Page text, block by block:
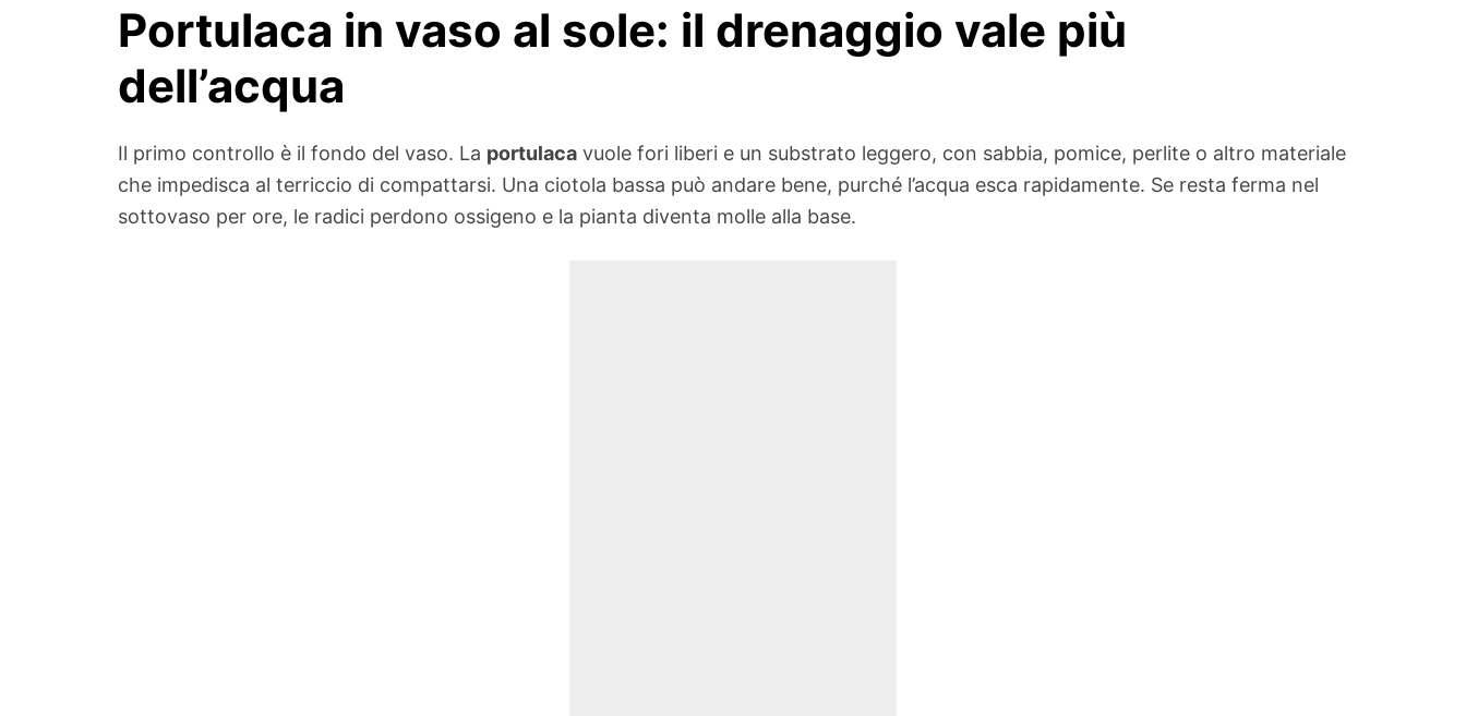
Portulaca in vaso al sole: il drenaggio vale più
dell’acqua
Il primo controllo è il fondo del vaso. La portulaca vuole fori liberi e un substrato leggero, con sabbia, pomice, perlite o altro materiale
che impedisca al terriccio di compattarsi. Una ciotola bassa può andare bene, purché l’acqua esca rapidamente. Se resta ferma nel
sottovaso per ore, le radici perdono ossigeno e la pianta diventa molle alla base.